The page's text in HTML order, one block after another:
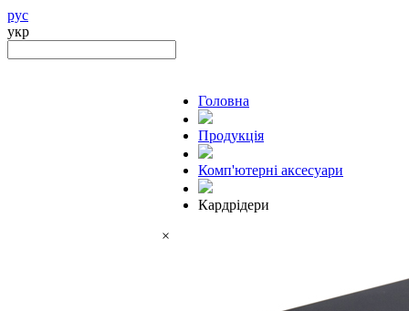
рус
укр
Головна
Продукцiя
Комп'ютерні аксесуари
Кардрідери
×